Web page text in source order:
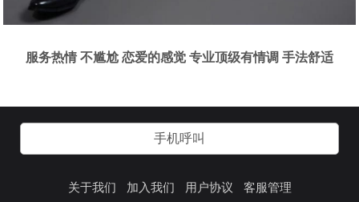
服务热情 不尴尬 恋爱的感觉 专业顶级有情调 手法舒适
手机呼叫
关于我们 加入我们 用户协议 客服管理